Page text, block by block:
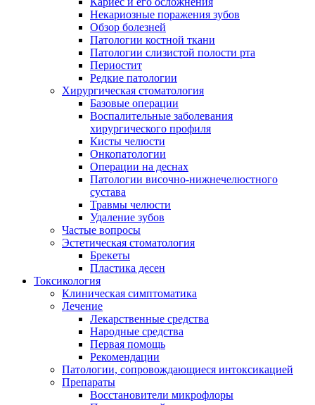
Некариозные поражения зубов
Обзор болезней
Патологии костной ткани
Патологии слизистой полости рта
Периостит
Редкие патологии
Хирургическая стоматология
Базовые операции
Воспалительные заболевания
хирургического профиля
Кисты челюсти
Онкопатологии
Операции на деснах
Патологии височно-нижнечелюстного
сустава
Травмы челюсти
Удаление зубов
Частые вопросы
Эстетическая стоматология
Брекеты
Пластика десен
Токсикология
Клиническая симптоматика
Лечение
Лекарственные средства
Народные средства
Первая помощь
Рекомендации
Патологии, сопровождающиеся интоксикацией
Препараты
Восстановители микрофлоры